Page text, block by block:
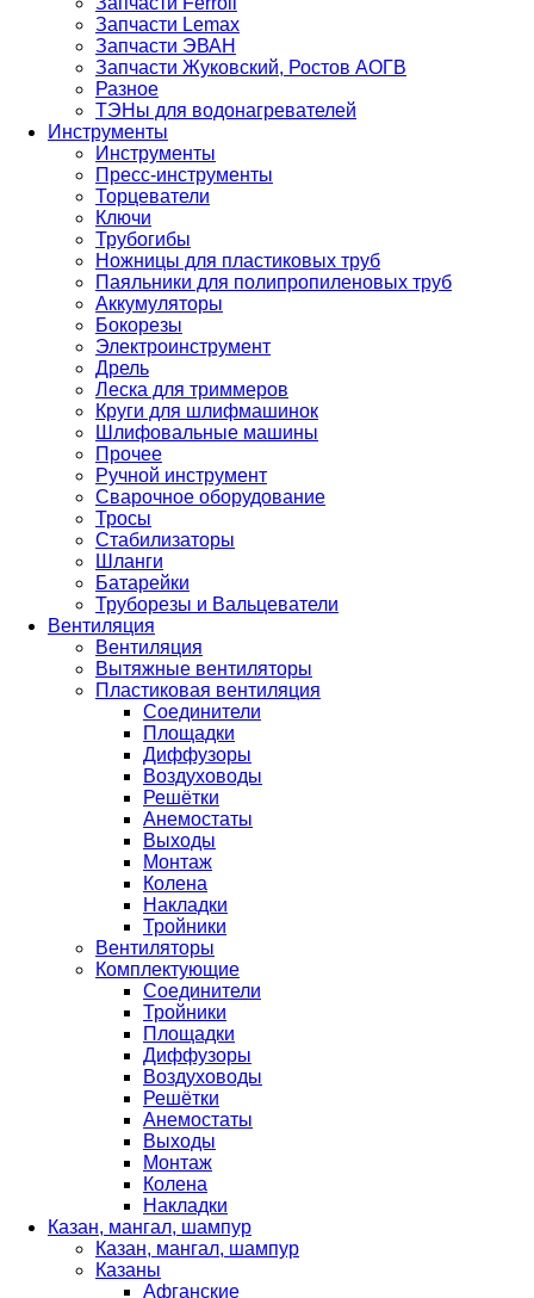
Запчасти Lemax
Запчасти ЭВАН
Запчасти Жуковский, Ростов АОГВ
Разное
ТЭНы для водонагревателей
Инструменты
Инструменты
Пресс-инструменты
Торцеватели
Ключи
Трубогибы
Ножницы для пластиковых труб
Паяльники для полипропиленовых труб
Аккумуляторы
Бокорезы
Электроинструмент
Дрель
Леска для триммеров
Круги для шлифмашинок
Шлифовальные машины
Прочее
Ручной инструмент
Сварочное оборудование
Тросы
Стабилизаторы
Шланги
Батарейки
Труборезы и Вальцеватели
Вентиляция
Вентиляция
Вытяжные вентиляторы
Пластиковая вентиляция
Соединители
Площадки
Диффузоры
Воздуховоды
Решётки
Анемостаты
Выходы
Монтаж
Колена
Накладки
Тройники
Вентиляторы
Комплектующие
Соединители
Тройники
Площадки
Диффузоры
Воздуховоды
Решётки
Анемостаты
Выходы
Монтаж
Колена
Накладки
Казан, мангал, шампур
Казан, мангал, шампур
Казаны
Афганские